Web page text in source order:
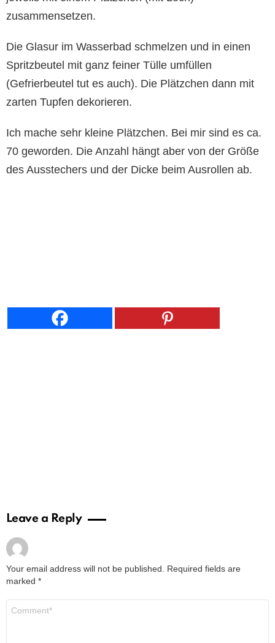
zusammensetzen.
Die Glasur im Wasserbad schmelzen und in einen
Spritzbeutel mit ganz feiner Tülle umfüllen
(Gefrierbeutel tut es auch). Die Plätzchen dann mit
zarten Tupfen dekorieren.
Ich mache sehr kleine Plätzchen. Bei mir sind es ca.
70 geworden. Die Anzahl hängt aber von der Größe
des Ausstechers und der Dicke beim Ausrollen ab.
Leave a Reply
Your email address will not be published. Required fields are
marked *